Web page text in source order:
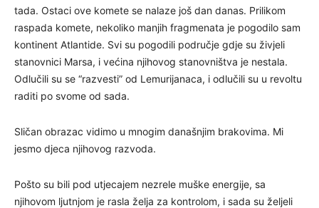
tada. Ostaci ove komete se nalaze još dan danas. Prilikom
raspada komete, nekoliko manjih fragmenata je pogodilo sam
kontinent Atlantide. Svi su pogodili područje gdje su živjeli
stanovnici Marsa, i većina njihovog stanovništva je nestala.
Odlučili su se “razvesti” od Lemurijanaca, i odlučili su u revoltu
raditi po svome od sada.
Sličan obrazac vidimo u mnogim današnjim brakovima. Mi
jesmo djeca njihovog razvoda.
Pošto su bili pod utjecajem nezrele muške energije, sa
njihovom ljutnjom je rasla želja za kontrolom, i sada su željeli